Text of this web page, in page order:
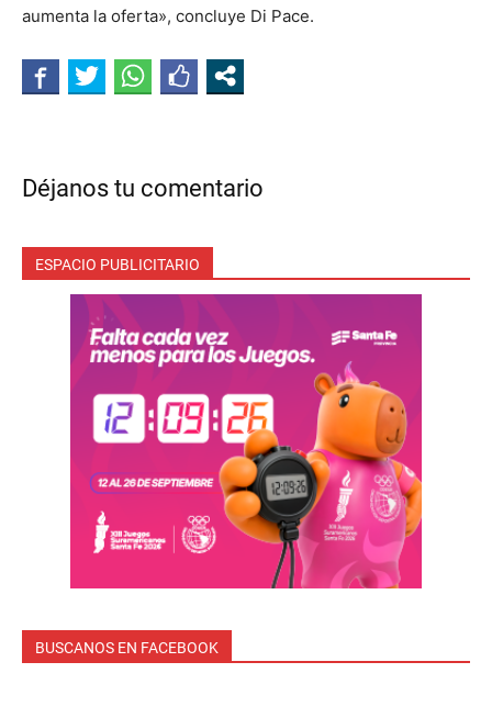
aumenta la oferta», concluye Di Pace.
Déjanos tu comentario
ESPACIO PUBLICITARIO
BUSCANOS EN FACEBOOK